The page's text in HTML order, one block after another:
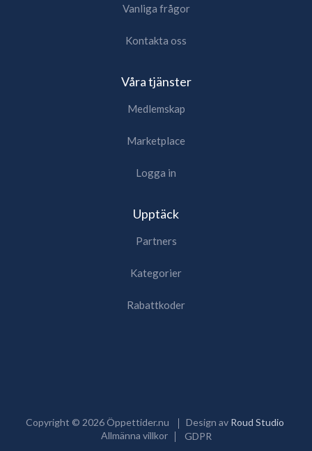
Vanliga frågor
Kontakta oss
Våra tjänster
Medlemskap
Marketplace
Logga in
Upptäck
Partners
Kategorier
Rabattkoder
Copyright © 2026Öppettider.nu Design av Roud Studio
Allmänna villkor
GDPR